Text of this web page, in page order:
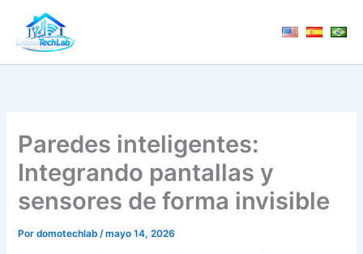
contenido
Paredes inteligentes:
Integrando pantallas y
sensores de forma invisible
Pordomotechlab/mayo 14, 2026